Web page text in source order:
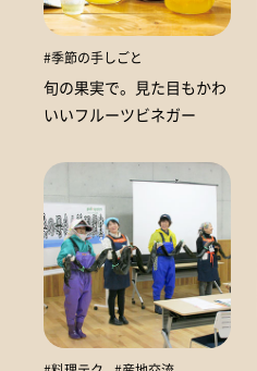
#季節の手しごと
旬の果実で。見た目もかわ
いいフルーツビネガー